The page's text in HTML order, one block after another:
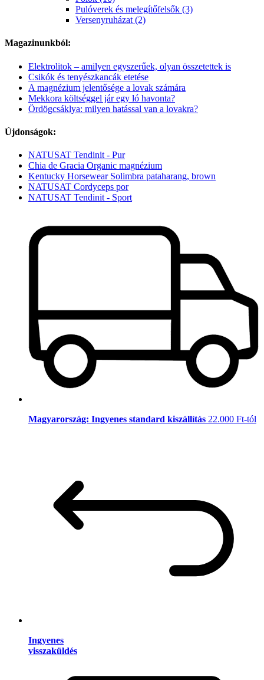
Pulóverek és melegítőfelsők (3)
Versenyruházat (2)
Magazinunkból:
Elektrolitok – amilyen egyszerűek, olyan összetettek is
Csikók és tenyészkancák etetése
A magnézium jelentősége a lovak számára
Mekkora költséggel jár egy ló havonta?
Ördögcsáklya: milyen hatással van a lovakra?
Újdonságok:
NATUSAT Tendinit - Pur
Chia de Gracia Organic magnézium
Kentucky Horsewear Solimbra pataharang, brown
NATUSAT Cordyceps por
NATUSAT Tendinit - Sport
Magyarország: Ingyenes standard kiszállítás 22.000 Ft-tól
Ingyenes
visszaküldés